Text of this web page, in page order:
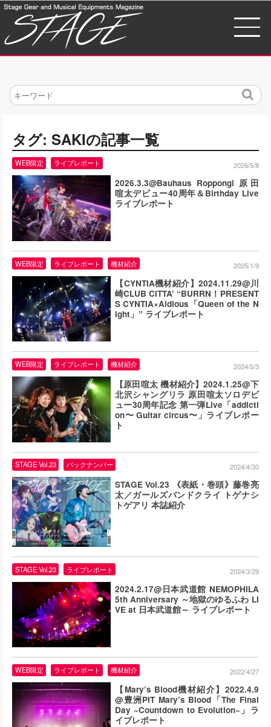
検
タグ: SAKIの記事一覧
2026.3.3@Bauhaus Roppongi 原田
喧太デビュー40周年＆Birthday Live
ライブレポート
WEB限定 ライブレポート 2026/5/8
【CYNTIA機材紹介】2024.11.29@川
崎CLUB CITTA’ “BURRN！PRESENT
S CYNTIA×Aldious「Queen of the N
ight」” ライブレポート
WEB限定 ライブレポート 機材紹介 2025/1/9
【原田喧太 機材紹介】2024.1.25@下
北沢シャングリラ 原田喧太ソロデビ
ュー30周年記念 第一弾Live「addicti
on〜 Guitar circus〜」ライブレポー
ト
WEB限定 ライブレポート 機材紹介 2024/5/3
STAGE Vol.23 《表紙・巻頭》藤巻亮
太／ガールズバンドクライ トゲナシ
トゲアリ 本誌紹介
STAGE Vol.23 バックナンバー 2024/4/30
2024.2.17@日本武道館 NEMOPHILA
5th Anniversary ～地獄のゆるふわ LI
VE at 日本武道館～ ライブレポート
STAGE Vol.23 ライブレポート 2024/3/29
【Mary’s Blood機材紹介】2022.4.9
@豊洲PIT Mary’s Blood「The Final
Day ~Countdown to Evolution~」ラ
イブレポート
WEB限定 ライブレポート 機材紹介 2022/4/27